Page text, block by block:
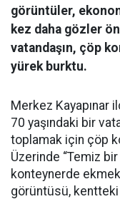
görüntüler,
kez daha gözler
vatandaşın, çöp
yürek burktu.
Merkez Kayapınar
70 yaşındaki bir
toplamak için çöp
Üzerinde “Temiz bir
konteynerde ekmek
görüntüsü,